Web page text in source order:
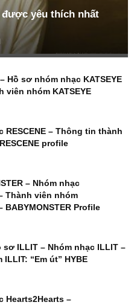
yêu thích nhất
Hồ sơ nhóm nhạc KATSEYE
viên nhóm KATSEYE
RESCENE – Thông tin thành
profile
– Nhóm nhạc
Thành viên nhóm
BABYMONSTER Profile
sơ ILLIT – Nhóm nhạc ILLIT –
“Em út” HYBE
Hearts2Hearts –